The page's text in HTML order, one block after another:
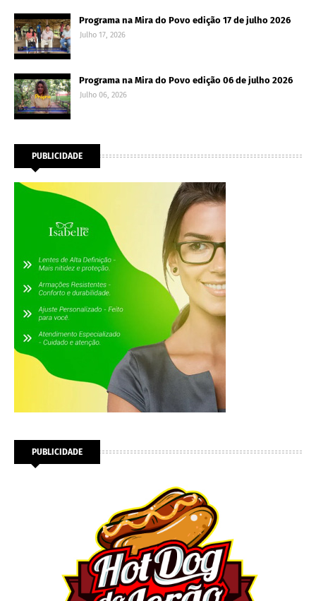
Programa na Mira do Povo edição 17 de julho 2026
Julho 17, 2026
Programa na Mira do Povo edição 06 de julho 2026
Julho 06, 2026
PUBLICIDADE
PUBLICIDADE